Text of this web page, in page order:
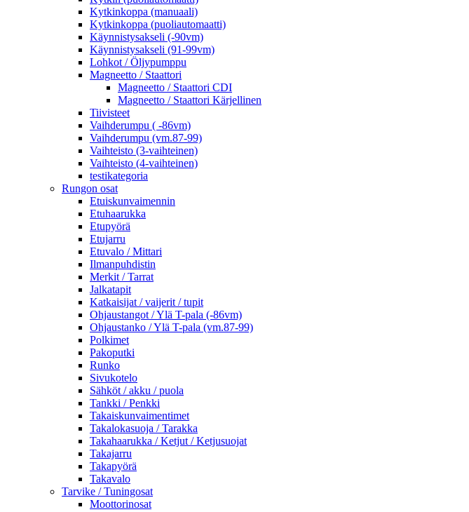
Kytkinkoppa (manuaali)
Kytkinkoppa (puoliautomaatti)
Käynnistysakseli (-90vm)
Käynnistysakseli (91-99vm)
Lohkot / Öljypumppu
Magneetto / Staattori
Magneetto / Staattori CDI
Magneetto / Staattori Kärjellinen
Tiivisteet
Vaihderumpu ( -86vm)
Vaihderumpu (vm.87-99)
Vaihteisto (3-vaihteinen)
Vaihteisto (4-vaihteinen)
testikategoria
Rungon osat
Etuiskunvaimennin
Etuhaarukka
Etupyörä
Etujarru
Etuvalo / Mittari
Ilmanpuhdistin
Merkit / Tarrat
Jalkatapit
Katkaisijat / vaijerit / tupit
Ohjaustangot / Ylä T-pala (-86vm)
Ohjaustanko / Ylä T-pala (vm.87-99)
Polkimet
Pakoputki
Runko
Sivukotelo
Sähköt / akku / puola
Tankki / Penkki
Takaiskunvaimentimet
Takalokasuoja / Tarakka
Takahaarukka / Ketjut / Ketjusuojat
Takajarru
Takapyörä
Takavalo
Tarvike / Tuningosat
Moottorinosat